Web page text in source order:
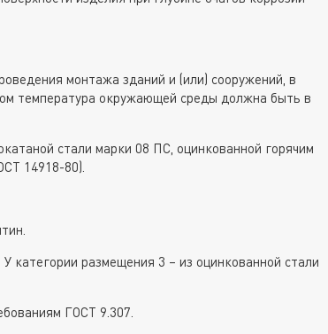
монтажа зданий и (или) сооружений, в
температура окружающей среды должна быть в
стали марки 08 ПС, оцинкованной горячим
14918-80).
категории размещения 3 – из оцинкованной стали
ГОСТ 9.307.